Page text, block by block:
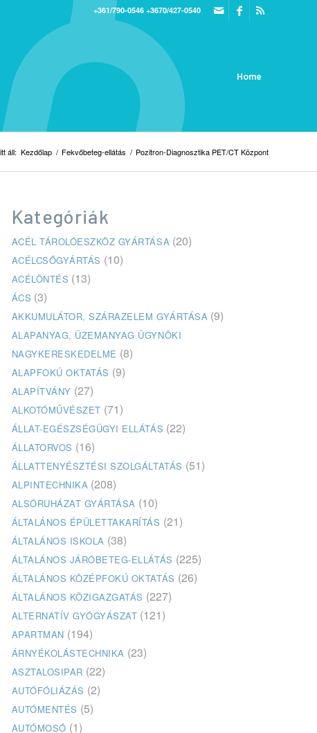
+361/790-0546 +3670/427-0540
Home
áll: Kezdőlap / Fekvőbeteg-ellátás / Pozitron-Diagnosztika PET/CT Központ
Kategóriák
ACÉL TÁROLÓESZKÖZ GYÁRTÁSA (20)
ACÉLCSŐGYÁRTÁS (10)
ACÉLÖNTÉS (13)
ÁCS (3)
AKKUMULÁTOR, SZÁRAZELEM GYÁRTÁSA (9)
ALAPANYAG, ÜZEMANYAG ÜGYNÖKI
NAGYKERESKEDELME (8)
ALAPFOKÚ OKTATÁS (9)
ALAPÍTVÁNY (27)
ALKOTÓMŰVÉSZET (71)
ÁLLAT-EGÉSZSÉGÜGYI ELLÁTÁS (22)
ÁLLATORVOS (16)
ÁLLATTENYÉSZTÉSI SZOLGÁLTATÁS (51)
ALPINTECHNIKA (208)
ALSÓRUHÁZAT GYÁRTÁSA (10)
ÁLTALÁNOS ÉPÜLETTAKARÍTÁS (21)
ÁLTALÁNOS ISKOLA (38)
ÁLTALÁNOS JÁRÓBETEG-ELLÁTÁS (225)
ÁLTALÁNOS KÖZÉPFOKÚ OKTATÁS (26)
ÁLTALÁNOS KÖZIGAZGATÁS (227)
ALTERNATÍV GYÓGYÁSZAT (121)
APARTMAN (194)
ÁRNYÉKOLÁSTECHNIKA (23)
ASZTALOSIPAR (22)
AUTÓFÓLIÁZÁS (2)
AUTÓMENTÉS (5)
AUTÓMOSÓ (1)